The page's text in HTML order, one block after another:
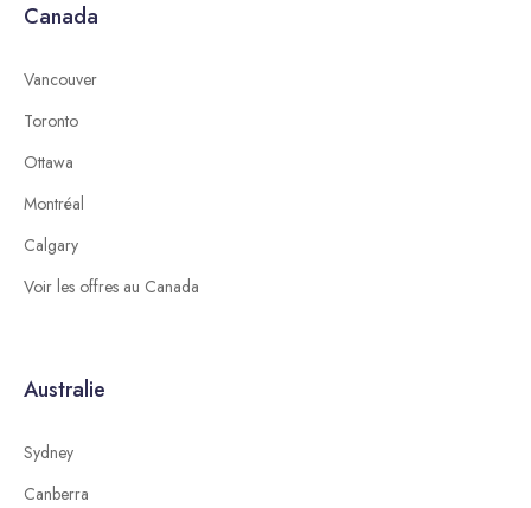
Canada
Vancouver
Toronto
Ottawa
Montréal
Calgary
Voir les offres au Canada
Australie
Sydney
Canberra